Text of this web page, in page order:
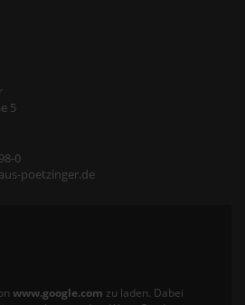
5
0
poetzinger.de
www.google.com zu laden. Dabei